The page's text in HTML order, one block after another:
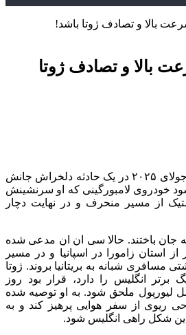
بالا و تصادف ژوتا باشد!
بالا و تصادف ژوتا
دیگو ژوتا بامداد روز سوم جولای ۲۰۲۵ در یک حادثه دلخراش جانش
خودروی لامبورگینی که او سرنشینش
از مسیر منحرف و در نهایت دچار
جان باختند. حالا سی‌ ان‌ ان مدعی شده
استان زامورا در اسپانیا و در مسیر
مسافری شبانه به بریتانیا بروند. ژوتا
برتر انگلیس را دارد، قرار بود روز
لیورپول ملحق شود. به او توصیه شده
ریوی از سفر هوایی پرهیز کند و به
شکل راهی انگلیس شود.